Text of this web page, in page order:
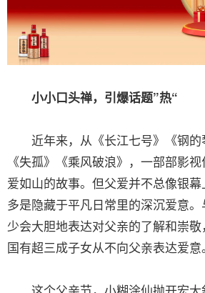
小小口头禅，引爆话题”热“
近年来，从《长江七号》《钢的
《失孤》《乘风破浪》，一部部影
爱如山的故事。但父爱并不总像银
多是隐藏于平凡日常里的深沉爱意
少会大胆地表达对父亲的了解和崇
国有超三成子女从不向父亲表达爱意。